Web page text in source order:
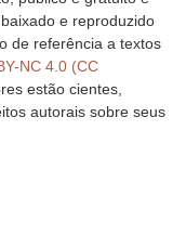
e reproduzido
de referência a textos
NC 4.0 (CC
estão cientes,
autorais sobre seus